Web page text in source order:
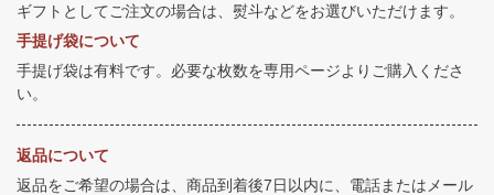
ギフトとしてご注文の場合は、熨斗などをお選びいただけます。
手提げ袋について
手提げ袋は有料です。必要な枚数を専用ページよりご購入くださ
い。
返品について
返品をご希望の場合は、商品到着後7日以内に、電話またはメール